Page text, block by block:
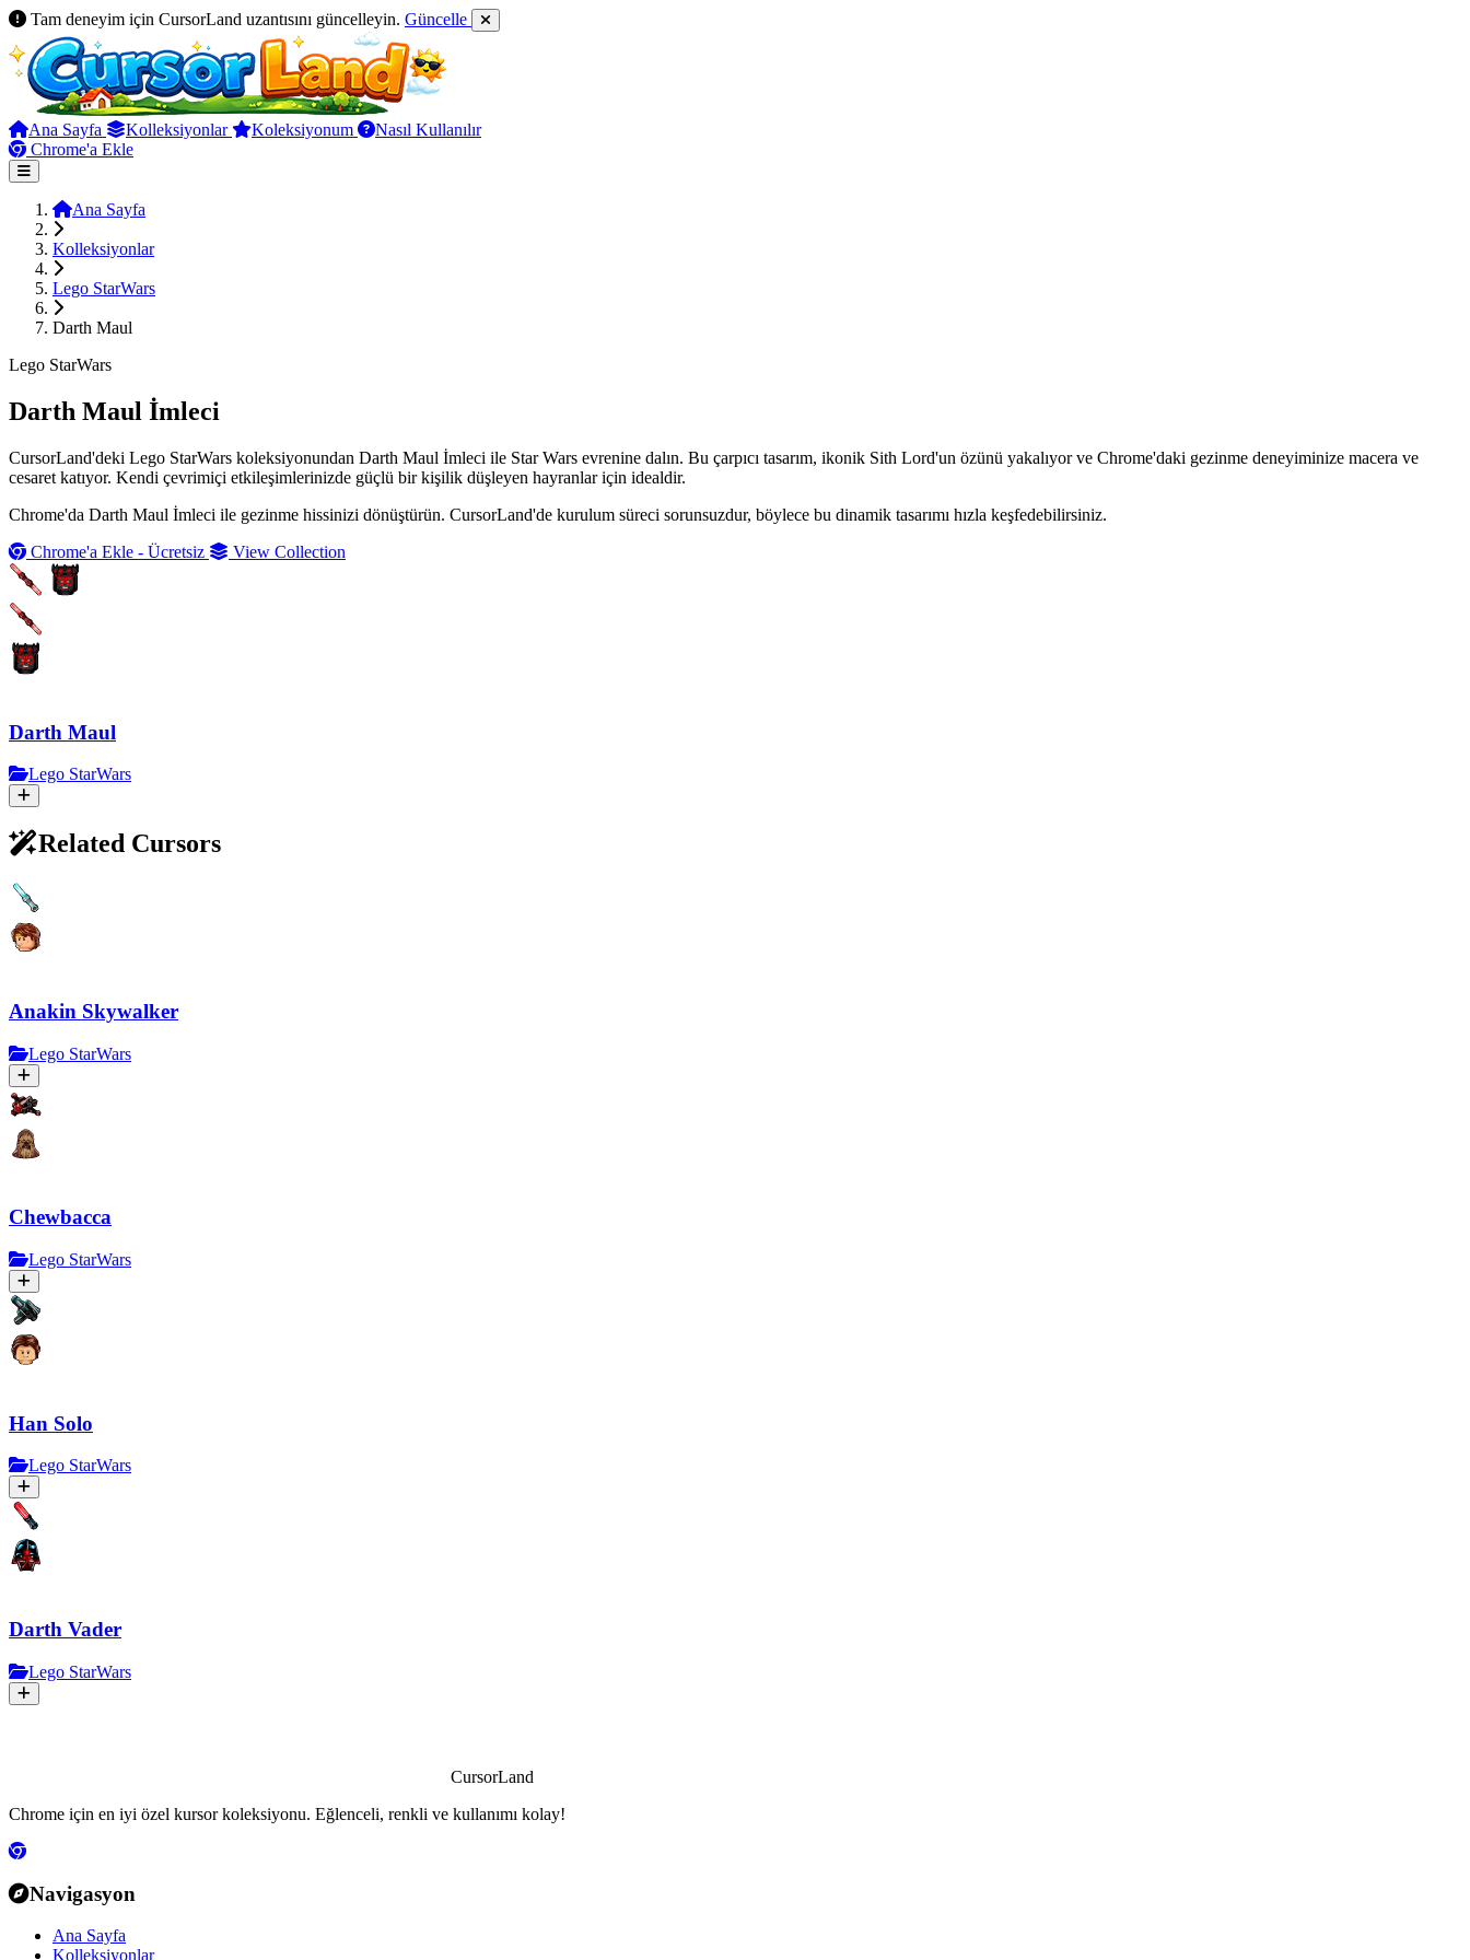
Tam deneyim için CursorLand uzantısını güncelleyin. Güncelle
Ana Sayfa Kolleksiyonlar Koleksiyonum
Nasıl Kullanılır
Chrome'a Ekle
Ana Sayfa
Kolleksiyonlar
Lego StarWars
Darth Maul
Lego StarWars
Darth Maul İmleci
CursorLand'deki Lego StarWars koleksiyonundan Darth Maul İmleci ile Star Wars evrenine dalın. Bu çarpıcı tasarım, ikonik Sith Lord'un özünü yakalıyor ve Chrome'daki gezinme deneyiminize macera ve
cesaret katıyor. Kendi çevrimiçi etkileşimlerinizde güçlü bir kişilik düşleyen hayranlar için idealdir.
Chrome'da Darth Maul İmleci ile gezinme hissinizi dönüştürün. CursorLand'de kurulum süreci sorunsuzdur, böylece bu dinamik tasarımı hızla keşfedebilirsiniz.
Chrome'a Ekle - Ücretsiz
View Collection
Darth Maul
Lego StarWars
Related Cursors
Anakin Skywalker
Lego StarWars
Chewbacca
Lego StarWars
Han Solo
Lego StarWars
Darth Vader
Lego StarWars
CursorLand
Chrome için en iyi özel kursor koleksiyonu. Eğlenceli, renkli ve kullanımı kolay!
Navigasyon
Ana Sayfa
Kolleksiyonlar